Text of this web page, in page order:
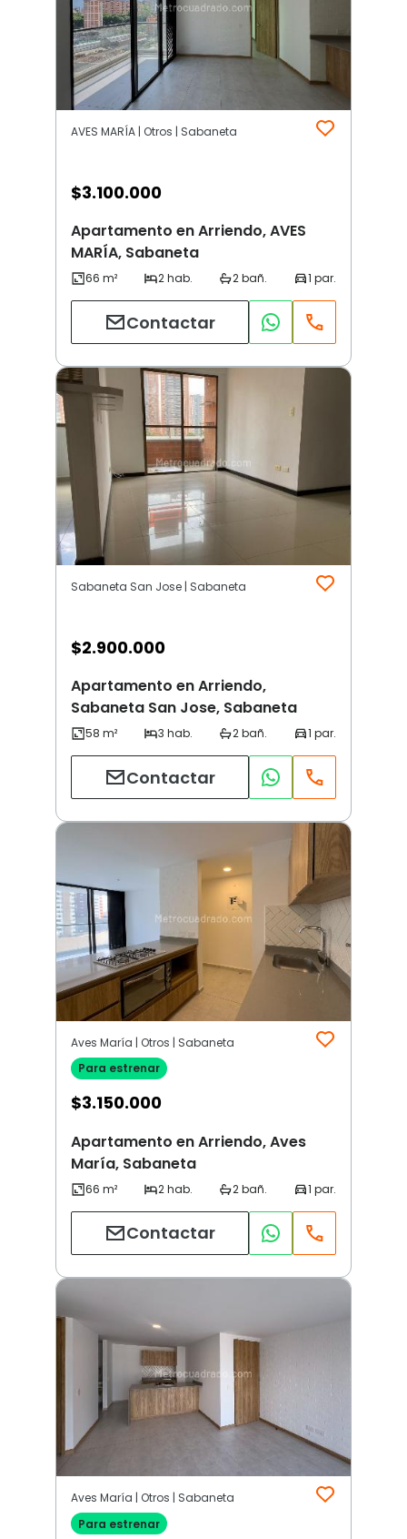
AVES MARÍA | Otros | Sabaneta
$3.100.000
Apartamento en Arriendo, AVES
MARÍA, Sabaneta
Contactar
Sabaneta San Jose | Sabaneta
$2.900.000
Apartamento en Arriendo,
Sabaneta San Jose, Sabaneta
Contactar
Aves María | Otros | Sabaneta
Para estrenar
$3.150.000
Apartamento en Arriendo, Aves
María, Sabaneta
Contactar
Aves María | Otros | Sabaneta
Para estrenar